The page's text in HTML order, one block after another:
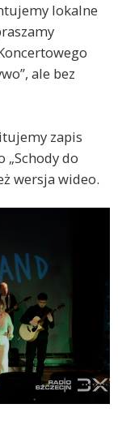
lokalne
ale bez
zapis
do
wersja wideo.